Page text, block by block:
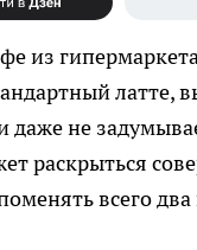
из
латте,
даже не
раскрыться
всего